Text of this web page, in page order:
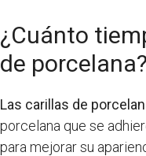
¿Cuánto
de porcelana?
Las carillas de
porcelana que se
para mejorar su